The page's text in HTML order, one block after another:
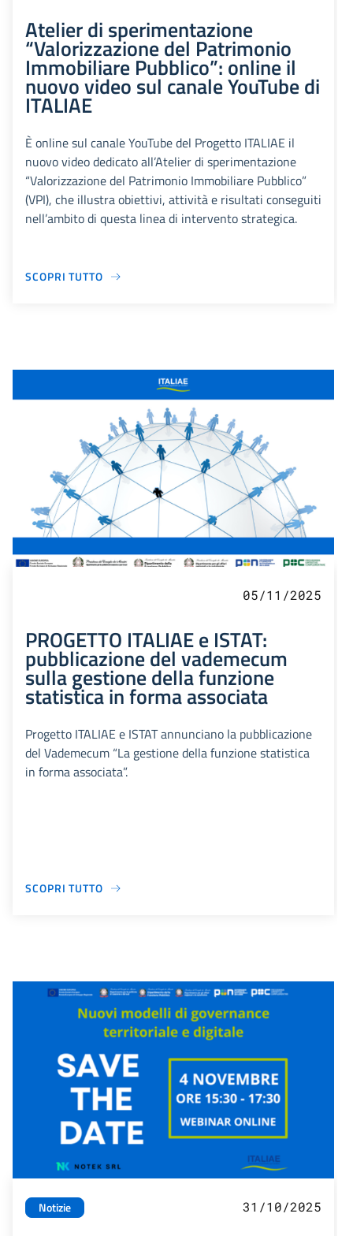
Atelier di sperimentazione
“Valorizzazione del Patrimonio
Immobiliare Pubblico”: online il
nuovo video sul canale YouTube di
ITALIAE
È online sul canale YouTube del Progetto ITALIAE il
nuovo video dedicato all’Atelier di sperimentazione
“Valorizzazione del Patrimonio Immobiliare Pubblico”
(VPI), che illustra obiettivi, attività e risultati conseguiti
nell’ambito di questa linea di intervento strategica.
SCOPRI TUTTO
05/11/2025
PROGETTO ITALIAE e ISTAT:
pubblicazione del vademecum
sulla gestione della funzione
statistica in forma associata
Progetto ITALIAE e ISTAT annunciano la pubblicazione
del Vademecum “La gestione della funzione statistica
in forma associata”.
SCOPRI TUTTO
Notizie 31/10/2025